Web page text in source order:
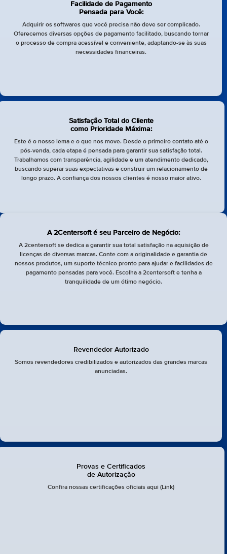
Facilidade de Pagamento
Pensada para Você:
Adquirir os softwares que você precisa não deve ser complicado.
Oferecemos diversas opções de pagamento facilitado, buscando tornar
o processo de compra acessível e conveniente, adaptando-se às suas
necessidades financeiras.
Satisfação Total do Cliente
como Prioridade Máxima:
Este é o nosso lema e o que nos move. Desde o primeiro contato até o
pós-venda, cada etapa é pensada para garantir sua satisfação total.
Trabalhamos com transparência, agilidade e um atendimento dedicado,
buscando superar suas expectativas e construir um relacionamento de
longo prazo. A confiança dos nossos clientes é nosso maior ativo.
A 2Centersoft é seu Parceiro de Negócio:
A 2centersoft se dedica a garantir sua total satisfação na aquisição de
licenças de diversas marcas. Conte com a originalidade e garantia de
nossos produtos, um suporte técnico pronto para ajudar e facilidades de
pagamento pensadas para você. Escolha a 2centersoft e tenha a
tranquilidade de um ótimo negócio.
Revendedor Autorizado
Somos revendedores credibilizados e autorizados das grandes marcas
anunciadas.
Provas e Certificados
de Autorização
Confira nossas certificações oficiais aqui (Link)